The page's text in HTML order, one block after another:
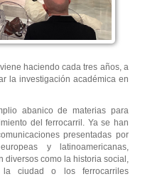
haciendo cada tres años, a
la investigación académica en
abanico de materias para
del ferrocarril. Ya se han
presentadas por
y latinoamericanas,
como la historia social,
ciudad o los ferrocarriles